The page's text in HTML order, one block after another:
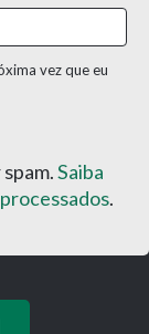
vez que eu
Saiba
.